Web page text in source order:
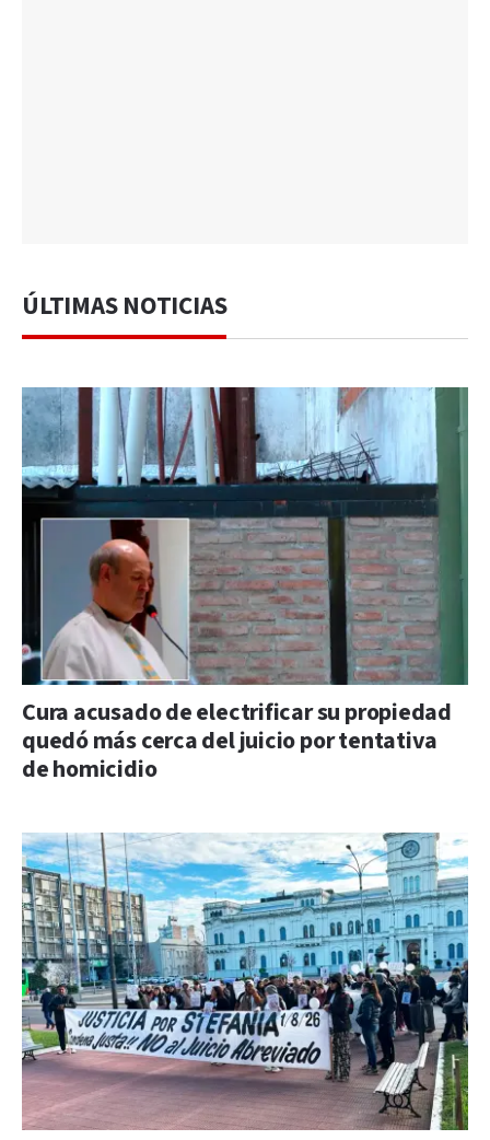
ÚLTIMAS NOTICIAS
Cura acusado de electrificar su propiedad
quedó más cerca del juicio por tentativa
de homicidio